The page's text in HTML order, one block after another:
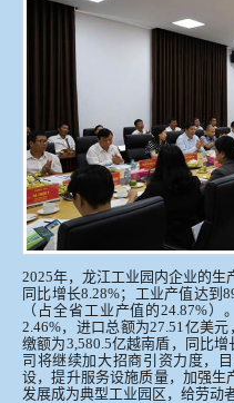
2025年，龙江工业园内企业的生
同比增长8.28%；工业产值达到
（占全省工业产值的24.87%
2.46%，进口总额为27.51亿美
缴额为3,580.5亿越南盾，同比
司将继续加大招商引资力度，
设，提升服务设施质量，加强生
发展成为典型工业园区，给劳动